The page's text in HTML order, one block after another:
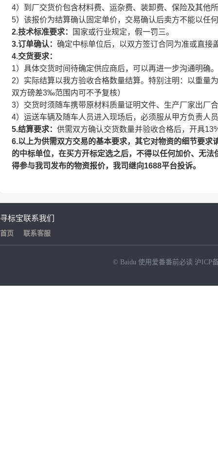
4）到厂交货价包含材料费、运杂费、装卸费、保险及其他
5）该报价为结算确认固定单价，交易确认后卖方不能以任
2.技术标准要求：
国家或行业规定，假一罚三。
3.订单确认： 确定中标单位后，以双方签订合同为准或直接
4.交货要求：
1）具体交货时间待确定供应商后，可以再进一步沟通明确。
2）实际结算以我方验收合格数量结算。特别注明：以重量
双方磅差3‰范围内可不予复核）
3）交货时须随车携带原材料质量证明文件、生产厂家出厂
4）运送车辆及随车人员进入现场后，必须服从甲方负责人
5.结算要求： 供需双方确认交货数量并验收合格后，开具
6.以上为供需双方交易的基本要求，其它对物资的细节要求
的中标单位，在买方开标定选之后，不得以任何加价、无
得参与我司发布的物资报价，我司继向1688平台投诉。
寻标宝
首页
联系我们
联系客服
© Baidu 使用爱番番前必读 沪ICP